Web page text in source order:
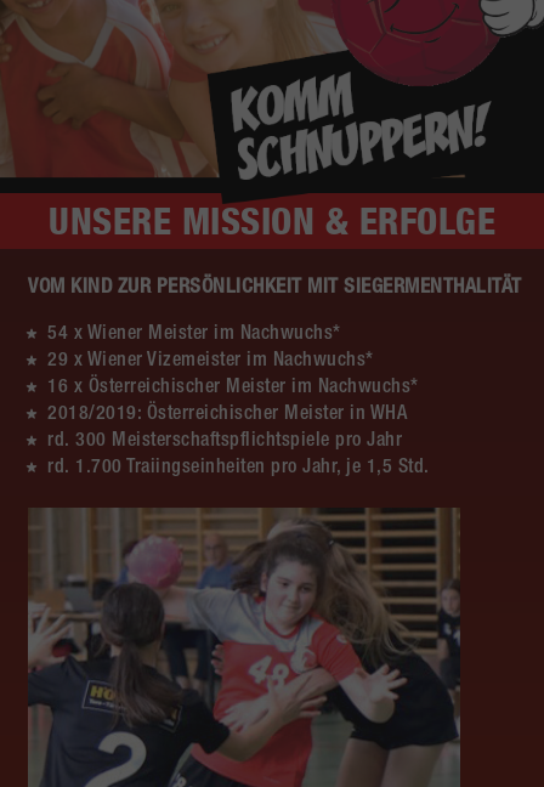
UNSERE MISSION & ERFOLGE
VOM KIND ZUR PERSÖNLICHKEIT MIT SIEGERMENTHALITÄT
54 x Wiener Meister im Nachwuchs*
29 x Wiener Vizemeister im Nachwuchs*
16 x Österreichischer Meister im Nachwuchs*
2018/2019: Österreichischer Meister in WHA
rd. 300 Meisterschaftspflichtspiele pro Jahr
rd. 1.700 Traiingseinheiten pro Jahr, je 1,5 Std.